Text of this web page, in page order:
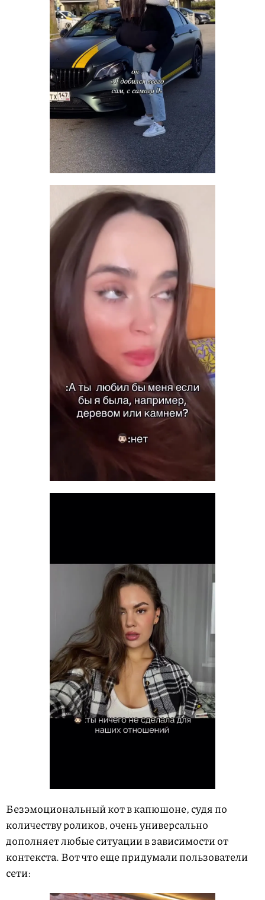
Безэмоциональный кот в капюшоне, судя по
количеству роликов, очень универсально
дополняет любые ситуации в зависимости от
контекста. Вот что еще придумали пользователи
сети: